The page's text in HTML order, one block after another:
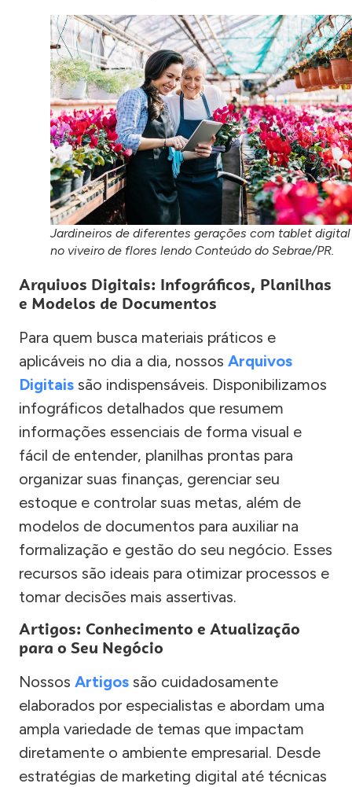
Jardineiros de diferentes gerações com tablet digital
no viveiro de flores lendo Conteúdo do Sebrae/PR.
Arquivos Digitais: Infográficos, Planilhas
e Modelos de Documentos
Para quem busca materiais práticos e
aplicáveis no dia a dia, nossos Arquivos
Digitais são indispensáveis. Disponibilizamos
infográficos detalhados que resumem
informações essenciais de forma visual e
fácil de entender, planilhas prontas para
organizar suas finanças, gerenciar seu
estoque e controlar suas metas, além de
modelos de documentos para auxiliar na
formalização e gestão do seu negócio. Esses
recursos são ideais para otimizar processos e
tomar decisões mais assertivas.
Artigos: Conhecimento e Atualização
para o Seu Negócio
Nossos Artigos são cuidadosamente
elaborados por especialistas e abordam uma
ampla variedade de temas que impactam
diretamente o ambiente empresarial. Desde
estratégias de marketing digital até técnicas